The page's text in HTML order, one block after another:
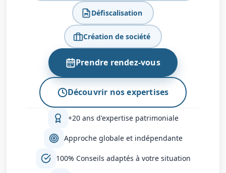
Défiscalisation
Création de société
Prendre rendez-vous
Découvrir nos expertises
+20 ans d'expertise patrimoniale
Approche globale et indépendante
100% Conseils adaptés à votre situation